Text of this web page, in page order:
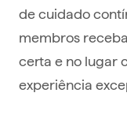
de cuidado
membros
certa e no lugar
experiência